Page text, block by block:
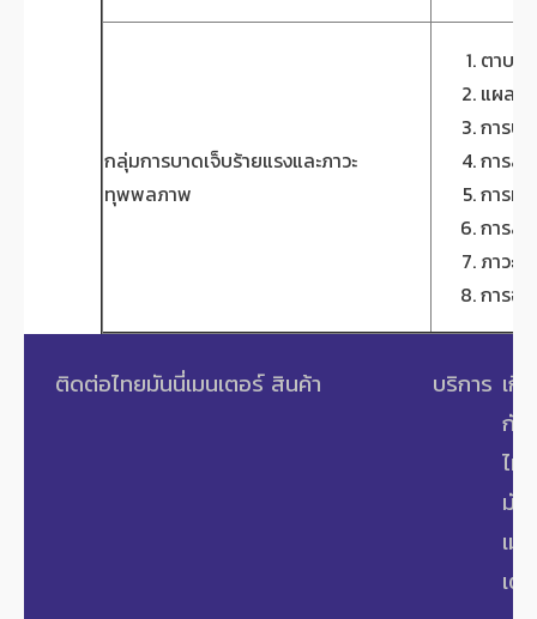
กลุ่มการบาดเจ็บร้ายแรงและภาวะ
ทุพพลภาพ
ตาบอ
แผลไ
การบ
การสู
การทุ
การสู
ภาวะ
การฉี
ติดต่อไทยมันนี่เมนเตอร์ สินค้า บริการ เกี่
กับ
ไทย
มัน
เมน
เต